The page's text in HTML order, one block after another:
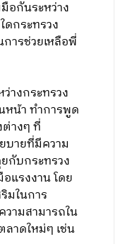
อกันระหว่าง
ดกระทรวง
ารช่วยเหลือพี่
างกระทรวง
หน้า ทำการพูด
ต่างๆ ที่
บายที่มีความ
กับกระทรวง
แรงงาน โดย
มในการ
ามสามารถใน
าดใหม่ๆ เช่น